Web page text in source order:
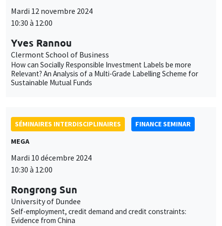
Mardi 12 novembre 2024
10:30 à 12:00
Yves Rannou
Clermont School of Business
How can Socially Responsible Investment Labels be more
Relevant? An Analysis of a Multi-Grade Labelling Scheme for
Sustainable Mutual Funds
SÉMINAIRES INTERDISCIPLINAIRES
FINANCE SEMINAR
MEGA
Mardi 10 décembre 2024
10:30 à 12:00
Rongrong Sun
University of Dundee
Self-employment, credit demand and credit constraints:
Evidence from China